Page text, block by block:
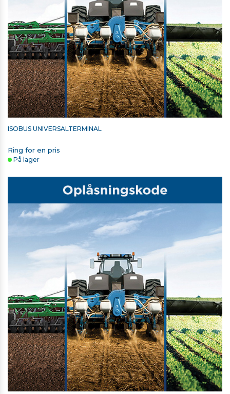
ISOBUS UNIVERSALTERMINAL
Ring for en pris
På lager